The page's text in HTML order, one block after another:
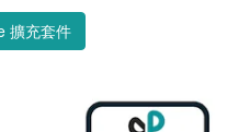
擴充套件